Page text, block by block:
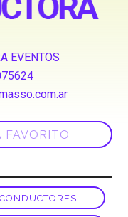
EVENTOS
CONDUCTORES